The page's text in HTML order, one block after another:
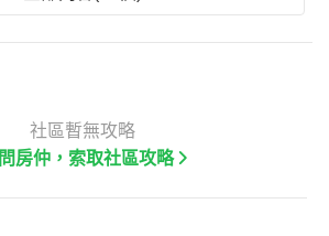
社區暫無攻略
問房仲，索取社區攻略